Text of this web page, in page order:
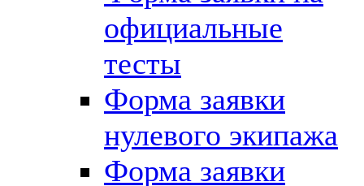
официальные
тесты
Форма заявки
нулевого экипажа
Форма заявки